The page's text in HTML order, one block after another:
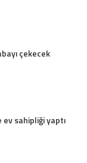
çekecek
sahipliği yaptı